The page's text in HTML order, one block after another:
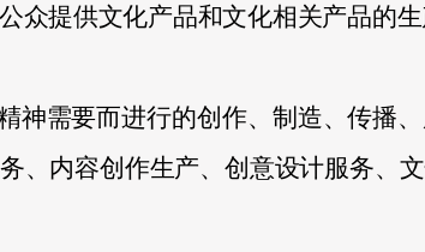
众提供文化产品和文化相关产品的生
神需要而进行的创作、制造、传播
、内容创作生产、创意设计服务、